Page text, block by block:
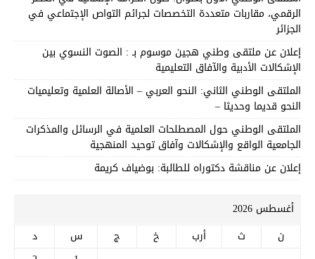
الرقمي، مقاربات متعددة التخصصات لجرائم التواص الإجتماعي في
الجزائر
إعلان عن ملتقى وطني هجين موسوم بـ : الصوت النسوي بين
الإشكالات الأدبية والآفاق التعليمية
الملتقى الوطني الثاني: النحو العربي – الأصالة العلمية وتعليميات
النحو قديما وحديثا –
الملتقى الوطني حول المصطلحات العلمية في الرسائل والمذكرات
الجامعية الواقع والإشكالات وآفاق توحيد المنهجية
إعلان عن مناقشة دكتوراه للطالبة: بوضياف كريمة
أغسطس 2026
ن
ث أرب خ ج س
د